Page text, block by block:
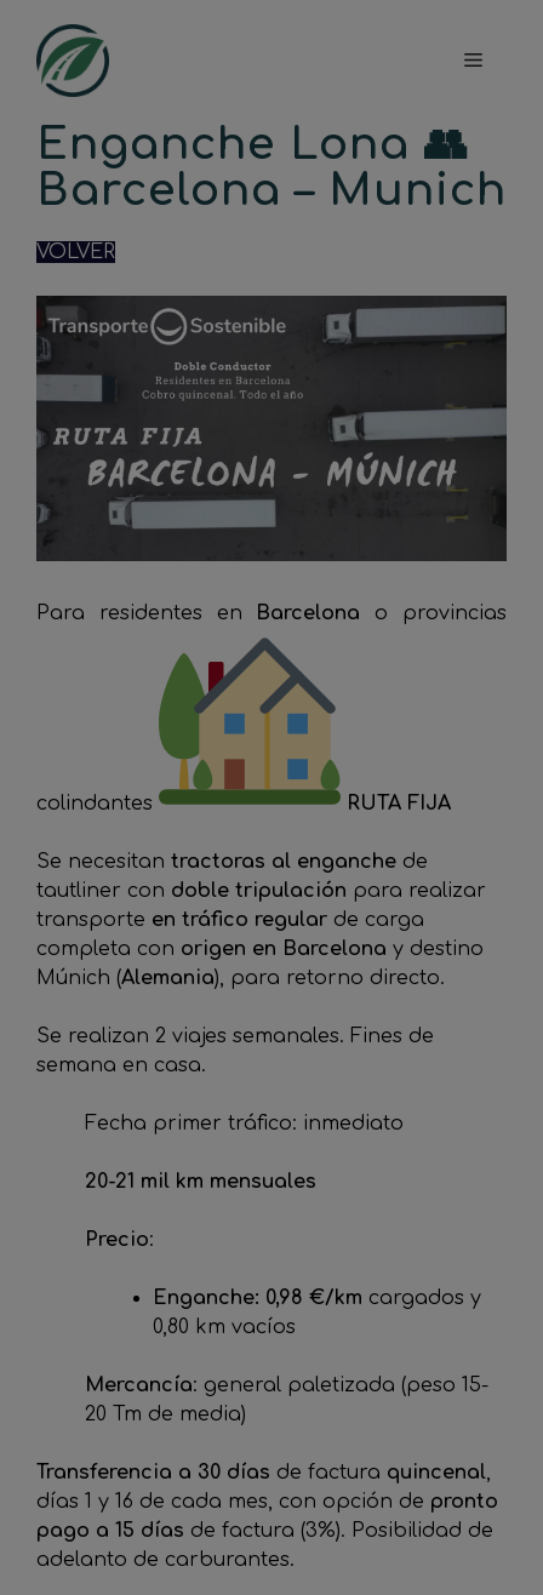
contenido
Menú
Enganche Lona 👥
Barcelona – Munich
VOLVER
Para residentes en Barcelona o provincias
colindantes RUTA FIJA
Se necesitan tractoras al enganche de
tautliner con doble tripulación para realizar
transporte en tráfico regular de carga
completa con origen en Barcelona y destino
Múnich (Alemania), para retorno directo.
Se realizan 2 viajes semanales. Fines de
semana en casa.
Fecha primer tráfico: inmediato
20-21 mil km mensuales
Precio:
Enganche: 0,98 €/km cargados y
0,80 km vacíos
Mercancía: general paletizada (peso 15-
20 Tm de media)
Transferencia a 30 días de factura quincenal
días 1 y 16 de cada mes, con opción de pronto
pago a 15 días de factura (3%). Posibilidad de
adelanto de carburantes.